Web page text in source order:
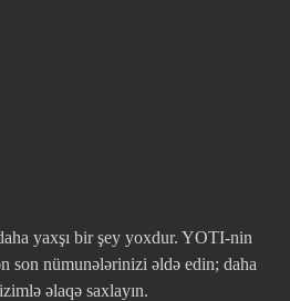
yaxşı bir şey yoxdur. YOTI-nin
son nümunələrinizi əldə edin; daha
əlaqə saxlayın.